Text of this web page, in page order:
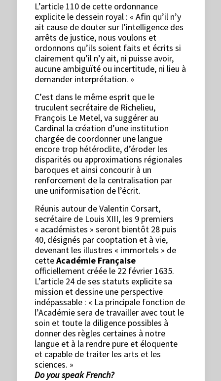
L’article 110 de cette ordonnance
explicite le dessein royal : « Afin qu’il n’y
ait cause de douter sur l’intelligence des
arrêts de justice, nous voulons et
ordonnons qu’ils soient faits et écrits si
clairement qu’il n’y ait, ni puisse avoir,
aucune ambiguïté ou incertitude, ni lieu à
demander interprétation. »
C’est dans le même esprit que le
truculent secrétaire de Richelieu,
François Le Metel, va suggérer au
Cardinal la création d’une institution
chargée de coordonner une langue
encore trop hétéroclite, d’éroder les
disparités ou approximations régionales
baroques et ainsi concourir à un
renforcement de la centralisation par
une uniformisation de l’écrit.
Réunis autour de Valentin Corsart,
secrétaire de Louis XIII, les 9 premiers
« académistes » seront bientôt 28 puis
40, désignés par cooptation et à vie,
devenant les illustres « immortels » de
cetteAcadémie Française
officiellement créée le 22 février 1635.
L’article 24 de ses statuts explicite sa
mission et dessine une perspective
indépassable : « La principale fonction de
l’Académie sera de travailler avec tout le
soin et toute la diligence possibles à
donner des règles certaines à notre
langue et à la rendre pure et éloquente
et capable de traiter les arts et les
sciences. »
Do you speak French?